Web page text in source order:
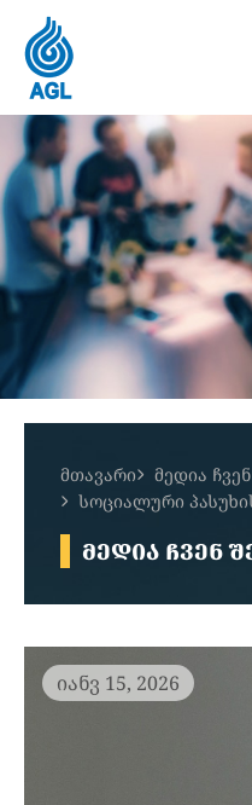
მთავარი
მედია
სოციალური
ᲛᲔᲓᲘᲐ ᲩᲕᲔᲜ
იანვ 15, 2026